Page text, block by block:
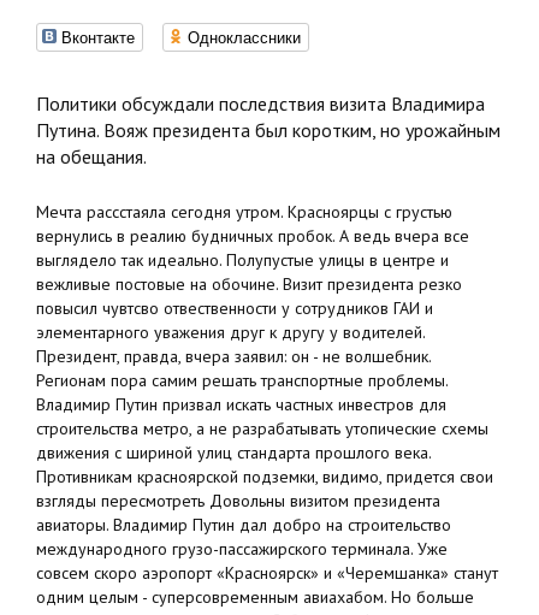
Вконтакте Одноклассники
Политики обсуждали последствия визита Владимира
Путина. Вояж президента был коротким, но урожайным
на обещания.
Мечта рассстаяла сегодня утром. Красноярцы с грустью
вернулись в реалию будничных пробок. А ведь вчера все
выглядело так идеально. Полупустые улицы в центре и
вежливые постовые на обочине. Визит президента резко
повысил чувтсво отвественности у сотрудников ГАИ и
элементарного уважения друг к другу у водителей.
Президент, правда, вчера заявил: он - не волшебник.
Регионам пора самим решать транспортные проблемы.
Владимир Путин призвал искать частных инвестров для
строительства метро, а не разрабатывать утопические схемы
движения с шириной улиц стандарта прошлого века.
Противникам красноярской подземки, видимо, придется свои
взгляды пересмотреть Довольны визитом президента
авиаторы. Владимир Путин дал добро на строительство
международного грузо-пассажирского терминала. Уже
совсем скоро аэропорт «Красноярск» и «Черемшанка» станут
одним целым - суперсовременным авиахабом. Но больше